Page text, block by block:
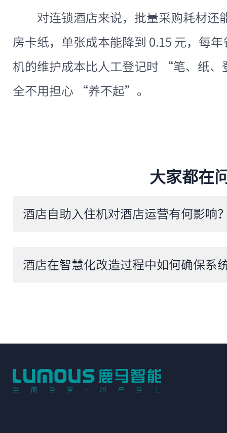
对连锁酒店来说，批量采购耗材还
房卡纸，单张成本能降到 0.15 元，每
机的维护成本比人工登记时 “笔、纸
全不用担心 “养不起”。
大家都在
酒店自助入住机对酒店运营有何影响